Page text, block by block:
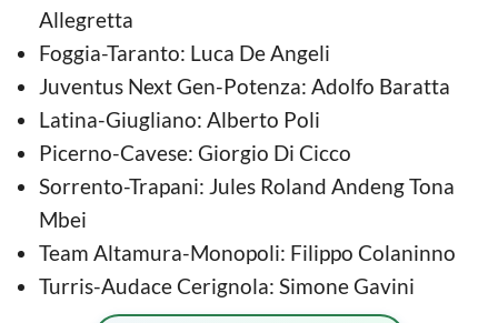
Allegretta
Foggia-Taranto: Luca De Angeli
Juventus Next Gen-Potenza: Adolfo Baratta
Latina-Giugliano: Alberto Poli
Picerno-Cavese: Giorgio Di Cicco
Sorrento-Trapani: Jules Roland Andeng Tona
Mbei
Team Altamura-Monopoli: Filippo Colaninno
Turris-Audace Cerignola: Simone Gavini